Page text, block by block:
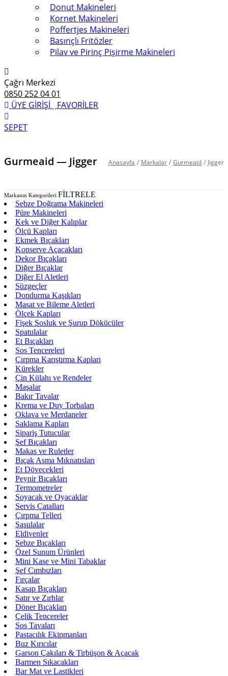
Donut Makineleri
Kornet Makineleri
Poffertjes Makineleri
Basınçlı Fritözler
Pilav ve Pirinç Pişirme Makineleri
Çağrı Merkezi
0850 252 04 01
ÜYE GİRİŞİ
FAVORİLER
SEPET
Gurmeaid — Jigger Anasayfa / Markalar / Gurmeaid / Jigger
Markanın Kategorileri FİLTRELE
Sebze Doğrama Makineleri
Püre Makineleri
Kek ve Diğer Kalıplar
Ölçü Kapları
Ekmek Bıçakları
Konserve Açacakları
Dekor Bıçakları
Diğer Bıçaklar
Diğer El Aletleri
Süzgeçler
Dondurma Kaşıkları
Masat ve Bileme Aletleri
Ölçek Kapları
Fişek Sosluk ve Şurup Dökücüler
Spatulalar
Et Bıçakları
Sos Tencereleri
Çırpma Karıştırma Kapları
Kürekler
Çin Külahı ve Rendeler
Maşalar
Bakır Tavalar
Krema ve Duy Torbaları
Oklava ve Merdaneler
Saklama Kapları
Sipariş Tutucular
Şef Bıçakları
Makas ve Ruletler
Bıçak Asma Mıknatısları
Et Dövecekleri
Peynir Bıçakları
Termometreler
Soyacak ve Oyacaklar
Servis Çatalları
Çırpma Telleri
Şaşulalar
Eldivenler
Sebze Bıçakları
Özel Sunum Ürünleri
Mini Kase ve Mini Tabaklar
Şef Cımbızları
Fırçalar
Kasap Bıçakları
Satır ve Zırhlar
Döner Bıçakları
Çelik Tencereler
Sos Tavaları
Pastacılık Ekipmanları
Buz Kırıcılar
Garson Çakıları & Tirbüşon & Açacak
Barmen Sıkacakları
Bar Mat ve Lastikleri